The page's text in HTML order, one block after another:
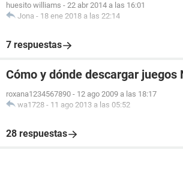
huesito williams - 22 abr 2014 a las 16:01
Jona - 18 ene 2018 a las 22:14
7 respuestas
Cómo y dónde descargar juegos
roxana1234567890 - 12 ago 2009 a las 18:17
wa1728 - 11 ago 2013 a las 05:52
28 respuestas